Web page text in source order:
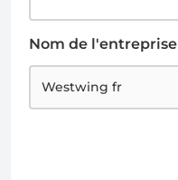
Nom de l'entreprise